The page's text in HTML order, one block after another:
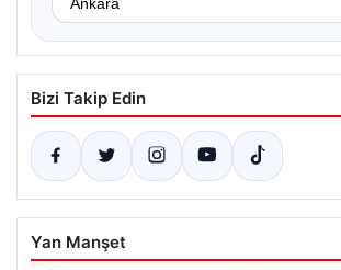
Bizi Takip Edin
Yan Manşet